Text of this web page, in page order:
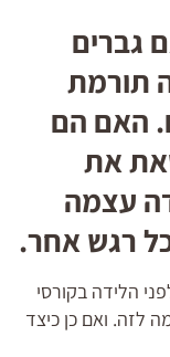
גברים
תורמת
האם הם
את
עצמה
רגש אחר.
הלידה בקורסי
לזה. ואם כן כיצד